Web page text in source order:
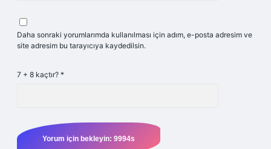
Daha sonraki yorumlarımda kullanılması için adım, e-posta adresim ve
site adresim bu tarayıcıya kaydedilsin.
7 + 8 kaçtır? *